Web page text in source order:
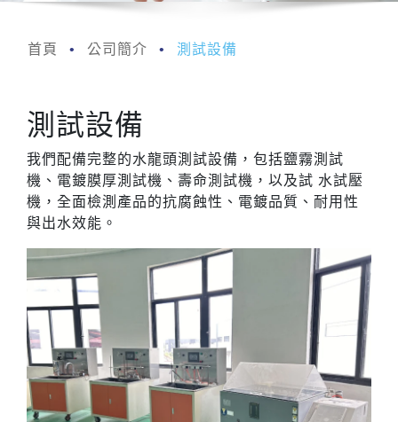
首頁 公司簡介 測試設備
測試設備
我們配備完整的⽔龍頭測試設備，包括鹽霧測試
機、電鍍膜厚測試機、壽命測試機，以及試 ⽔試壓
機，全⾯檢測產品的抗腐蝕性、電鍍品質、耐⽤性
與出⽔效能。